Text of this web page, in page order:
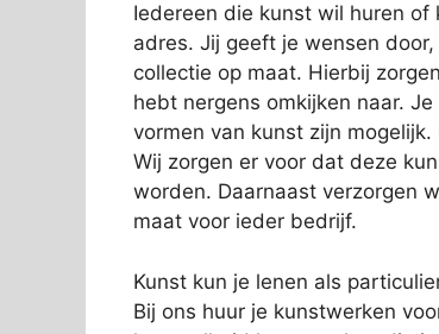
Iedereen die kunst wil huren
adres. Jij geeft je wensen
collectie op maat. Hierbij
hebt nergens omkijken naar.
vormen van kunst zijn
Wij zorgen er voor dat deze
worden. Daarnaast verzorgen
maat voor ieder bedrijf.
Kunst kun je lenen als
Bij ons huur je kunstwerken